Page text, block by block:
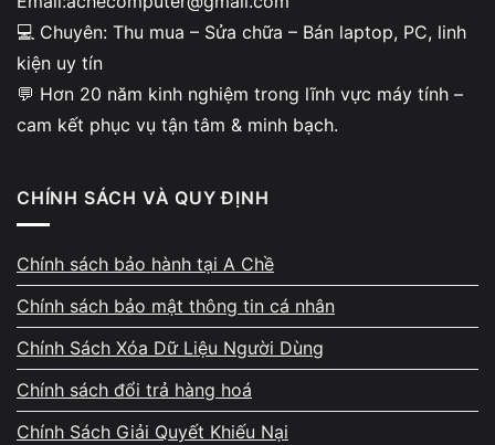
RAM 8–16GB
SSD tốc độ cao
GPU rời (tuỳ máy)
Laptop cấu hình yếu:
RAM 4GB
Ổ HDD
SSD báo lỗi S.M.A.R.T
→ giá thấp hơn rõ rệt.
💻 Chuyên: Thu mua – Sửa chữa – Bán laptop, PC, linh
kiện uy tín
💬 Hơn 20 năm kinh nghiệm trong lĩnh vực máy tính –
cam kết phục vụ tận tâm & minh bạch.
CHÍNH SÁCH VÀ QUY ĐỊNH
Chính sách bảo hành tại A Chề
Chính sách bảo mật thông tin cá nhân
Chính Sách Xóa Dữ Liệu Người Dùng
Chính sách đổi trả hàng hoá
Chính Sách Giải Quyết Khiếu Nại